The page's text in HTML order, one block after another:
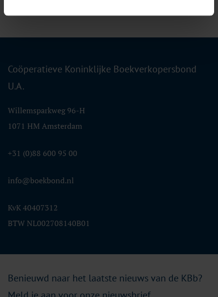
Coöperatieve Koninklijke Boekverkopersbond
U.A.
Willemsparkweg 96-H
1071 HM Amsterdam
+31 (0)88 600 95 00
info@boekbond.nl
KvK 40407312
BTW NL002708140B01
Benieuwd naar het laatste nieuws van de KBb?